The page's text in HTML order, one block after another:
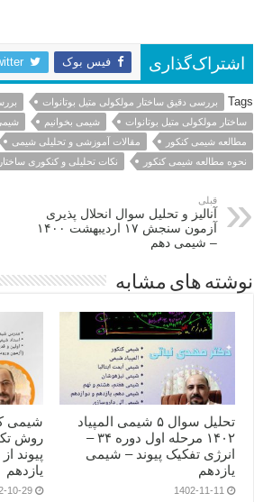
اشتراک‌گذاری فیس بوک
Tags بررسی دقیق ساختار مولکولی متیل بوتانوات
ساختار مولکولی متیل بوتانوات
شیمی بخوانیم
مطالعه شیمی کنکور
مقالات آموزشی و تحلیلی شیمی
نحوه مطالعه شیمی کنکور
نکات تحلیلی و کنکوری
قبلی
آنالیز و تحلیل سوال انحلال پذیری
آزمون سنجش ۱۷ اردیبهشت ۱۴۰۰
– شیمی دهم
نوشته های مشابه
تحلیل سوال ۵ شیمی المپیاد
۱۴۰۲ مرحله اول دوره ۳۴ –
انرژی تفکیک پیوند – شیمی
یازدهم
1402-11-11
شیمی
روش
پیوند
یازدهم
10-29